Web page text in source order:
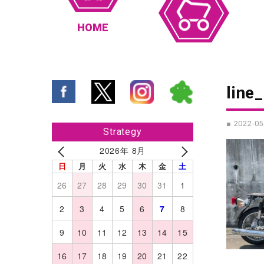
HOME
Strategy
2026年 8月
日 月 火 水 木 金 土
26 27 28 29 30 31
1
2
3 4 5 6 7
8
9
10 11 12 13 14
15
16
17 18 19 20 21 22
■ 2022-